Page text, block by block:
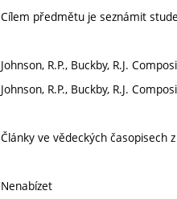
Cílem předmětu je seznámit
Johnson, R.P., Buckby, R.J.
Johnson, R.P., Buckby, R.J.
Články ve vědeckých časopisech
Nenabízet